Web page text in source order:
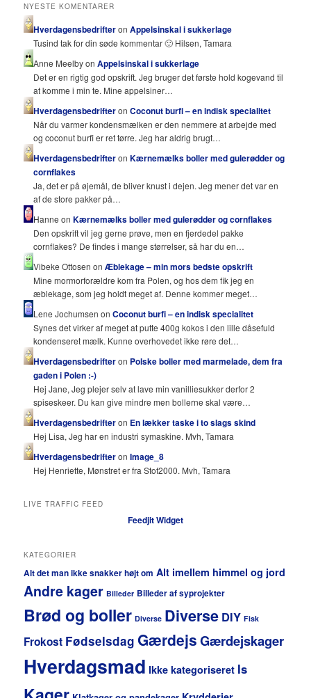
NYESTE KOMENTARER
HverdagensbedrifteronAppelsinskal i sukkerlage
Tusind tak for din søde kommentar 🙂 Hilsen, Tamara
Anne Meelby onAppelsinskal i sukkerlage
Det er en rigtig god opskrift. Jeg bruger det første hold kogevand til
at komme i min te. Mine appelsiner…
HverdagensbedrifteronCoconut burfi – en indisk specialitet
Når du varmer kondensmælken er den nemmere at arbejde med
og coconut burfi er ret tørre. Jeg har aldrig brugt…
HverdagensbedrifteronKærnemælks boller med gulerødder og
cornflakes
Ja, det er på øjemål, de bliver knust i dejen. Jeg mener det var en
af de store pakker på…
Hanne onKærnemælks boller med gulerødder og cornflakes
Den opskrift vil jeg gerne prøve, men en fjerdedel pakke
cornflakes? De findes i mange størrelser, så har du en…
Vibeke Ottosen onÆblekage – min mors bedste opskrift
Mine mormorforældre kom fra Polen, og hos dem fik jeg en
æblekage, som jeg holdt meget af. Denne kommer meget…
Lene Jochumsen onCoconut burfi – en indisk specialitet
Synes det virker af meget at putte 400g kokos i den lille dåsefuld
kondenseret mælk. Kunne overhovedet ikke røre det…
Hverdagensbedrifteron Polske boller med marmelade, dem fra
gaden i Polen :-)
Hej Jane, Jeg plejer selv at lave min vanilliesukker derfor 2
spiseskeer. Du kan give mindre men bollerne skal være…
Hverdagensbedrifteron En lækker taske i to slags skind
Hej Lisa, Jeg har en industri symaskine. Mvh, Tamara
HverdagensbedrifteronImage_8
Hej Henriette, Mønstret er fra Stof2000. Mvh, Tamara
LIVE TRAFFIC FEED
Feedjit Widget
KATEGORIER
Alt det man ikke snakker højt om Alt imellem himmel og jord
Andre kager Billeder Billeder af syprojekter
Brød og boller Diverse Diverse DIY Fisk
Frokost Fødselsdag GærdejsGærdejskager
Hverdagsmad Ikke kategoriseret Is